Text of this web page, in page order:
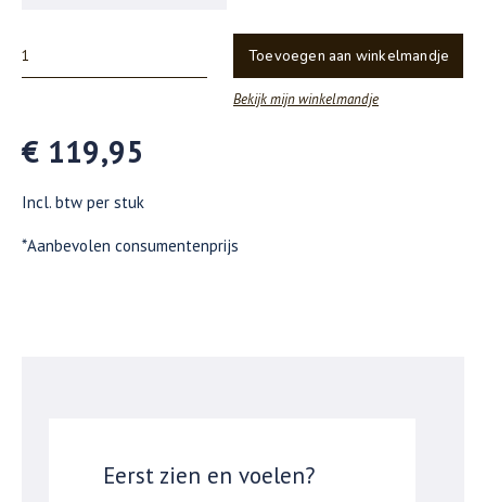
Toevoegen aan winkelmandje
Bekijk mijn winkelmandje
€ 119,95
Incl. btw per stuk
*Aanbevolen consumentenprijs
Eerst zien en voelen?